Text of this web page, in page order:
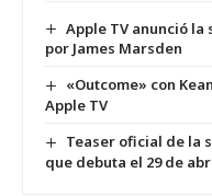
Apple TV anunció la
por James Marsden
«Outcome» con
Apple TV
Teaser oficial de la
que debuta el 29 de